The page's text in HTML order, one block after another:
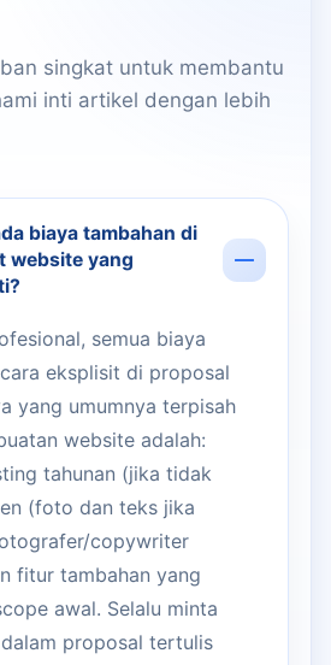
singkat untuk membantu
inti artikel dengan lebih
biaya tambahan di
website yang
semua biaya
eksplisit di proposal
yang umumnya terpisah
website adalah:
tahunan (jika tidak
(foto dan teks jika
copywriter
fitur tambahan yang
awal. Selalu minta
proposal tertulis